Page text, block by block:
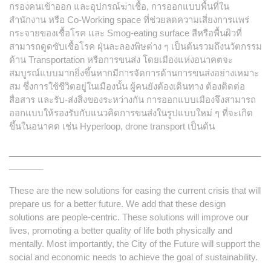
กรองคนเข้าออก และอุปกรณ์ฆ่าเชื้อ, การออกแบบพื้นที่ใน
สำนักงาน หรือ Co-Working space ที่ช่วยลดความเสี่ยงการแพร่
กระจายของเชื้อโรค และ Smog-eating surface สีหรือพื้นผิวที่
สามารถดูดซับเชื้อโรค ฝุ่นละลองพิษต่าง ๆ เป็นต้นรวมถึงนวัตกรรม
ด้าน Transportation หรือการขนส่ง โดยเมืองแห่งอนาคตจะ
สมบูรณ์แบบมากยิ่งขึ้นหากมีการจัดการด้านการขนส่งอย่างเหมาะ
สม ซึ่งการใช้ชีวิตอยู่ในเมืองนั้น ผู้คนยังต้องเดินทาง ต้องติดต่อ
สื่อสาร และรับ-ส่งสิ่งของระหว่างกัน การออกแบบเมืองจึงสามารถ
ออกแบบให้รองรับกับแนวคิดการขนส่งในรูปแบบใหม่ ๆ ที่จะเกิด
ขึ้นในอนาคต เช่น Hyperloop, drone transport เป็นต้น
These are the new solutions for easing the current crisis that will
prepare us for a better future. We add that these design
solutions are people-centric. These solutions will improve our
lives, promoting a better quality of life both physically and
mentally. Most importantly, the City of the Future will support the
social and economic needs to achieve the goal of sustainability.